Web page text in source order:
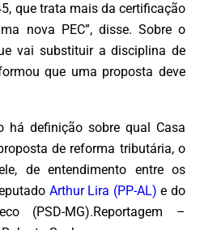
que trata mais da certificação
nova PEC”, disse. Sobre o
vai substituir a disciplina de
que uma proposta deve
há definição sobre qual Casa
de reforma tributária, o
de entendimento entre os
Arthur Lira (PP-AL) e do
(PSD-MG).Reportagem –